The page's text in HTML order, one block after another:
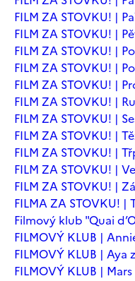
FILM ZA STOVKU! |
FILM ZA STOVKU! |
FILM ZA STOVKU! |
FILM ZA STOVKU! |
FILM ZA STOVKU! |
FILM ZA STOVKU! |
FILM ZA STOVKU! |
FILM ZA STOVKU! |
FILM ZA STOVKU! |
FILM ZA STOVKU! |
FILM ZA STOVKU! |
FILMA ZA STOVKU! |
Filmový klub "Quai
FILMOVÝ KLUB |
FILMOVÝ KLUB | Aya
FILMOVÝ KLUB |